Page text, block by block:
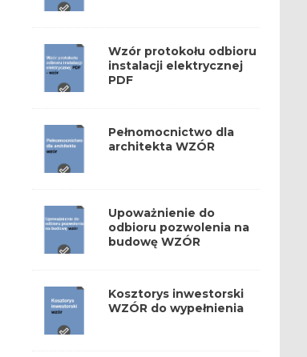
Wzór protokołu odbioru
instalacji elektrycznej
PDF
Pełnomocnictwo dla
architekta WZÓR
Upoważnienie do
odbioru pozwolenia na
budowę WZÓR
Kosztorys inwestorski
WZÓR do wypełnienia